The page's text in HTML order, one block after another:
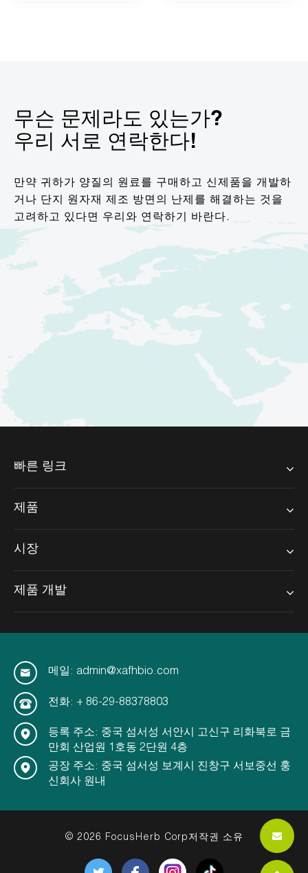
무슨 문제라도 있는가?
우리 서로 연락한다!
만약 귀하가 양질의 원료를 구매하고 신제품을 개발하
거나 단지 원자재 제조 방면의 난제를 해결하는 것을
고려하고 있다면 우리와 연락하기 바란다.
빠른 링크
제품
시장
제품 개발
메일: admin@xafhbio.com
전화: + 86-29-88378803
등록 주소: 중국 섬서성 서안시 고신구 리화북로 금
만회 산업원 1호동 2단원 4층
공장 주소: 중국 섬서성 보계시 진창구 서보중선 훙
신회사 원내
© 2026 FocusHerb Corp저작권 소유